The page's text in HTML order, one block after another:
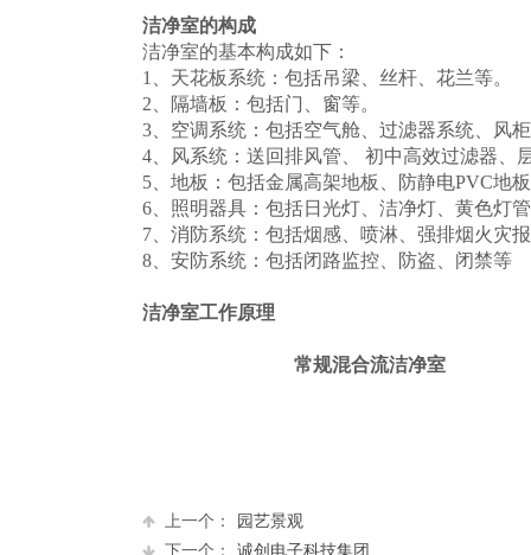
洁净室的构成
洁净室的基本构成如下：
1、天花板系统：包括吊梁、丝杆、花兰
2、隔墙板：包括门、窗等。
3、空调系统：包括空气舱、过滤器系统
4、风系统：送回排风管、 初中高效过滤器、
5、地板：包括金属高架地板、防静电PVC
6、照明器具：包括日光灯、洁净灯、黄色灯
7、消防系统：包括烟感、喷淋、强排烟火灾
8、安防系统：包括闭路监控、防盗、闭禁等
洁净室工作原理
常规混合流洁净
上一个：
园艺景观
下一个：
诚创电子科技集团